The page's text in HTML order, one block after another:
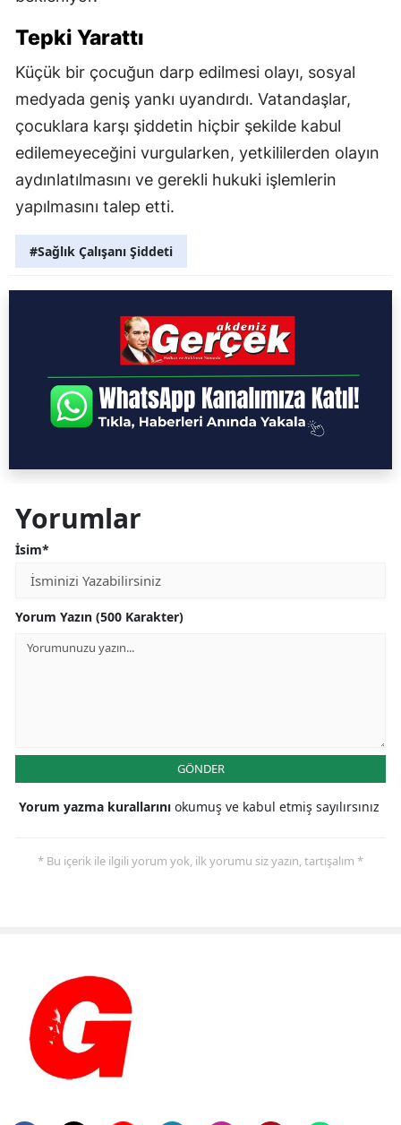
Tepki Yarattı
Küçük bir çocuğun darp edilmesi olayı, sosyal
medyada geniş yankı uyandırdı. Vatandaşlar,
çocuklara karşı şiddetin hiçbir şekilde kabul
edilemeyeceğini vurgularken, yetkililerden olayın
aydınlatılmasını ve gerekli hukuki işlemlerin
yapılmasını talep etti.
#Sağlık Çalışanı Şiddeti
Yorumlar
İsim*
Yorum Yazın (500 Karakter)
GÖNDER
Yorum yazma kurallarını okumuş ve kabul etmiş sayılırsınız
* Bu içerik ile ilgili yorum yok, ilk yorumu siz yazın, tartışalım *